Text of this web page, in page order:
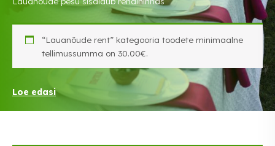
“Lauanõude rent” kategooria toodete minimaalne
tellimussumma on 30.00€.
Loe edasi